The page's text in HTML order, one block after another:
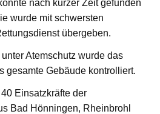
nach kurzer Zeit gefunden
wurde mit schwersten
übergeben.
Atemschutz wurde das
gesamte Gebäude kontrolliert.
Einsatzkräfte der
Bad Hönningen, Rheinbrohl